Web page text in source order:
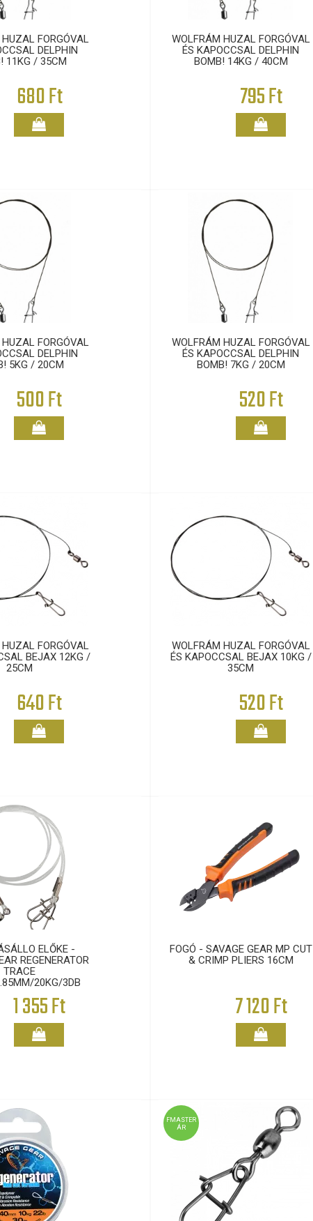
FORGÓVAL
DELPHIN
11KG / 35CM
680 Ft
WOLFRÁM HUZAL FORGÓVAL
ÉS KAPOCCSAL DELPHIN
BOMB! 14KG / 40CM
795 Ft
FORGÓVAL
DELPHIN
5KG / 20CM
500 Ft
WOLFRÁM HUZAL FORGÓVAL
ÉS KAPOCCSAL DELPHIN
BOMB! 7KG / 20CM
520 Ft
FORGÓVAL
BEJAX 12KG /
25CM
640 Ft
WOLFRÁM HUZAL FORGÓVAL
ÉS KAPOCCSAL BEJAX 10KG /
35CM
520 Ft
ELŐKE -
REGENERATOR
TRACE
20KG/3DB
1 355 Ft
FOGÓ - SAVAGE GEAR MP CUT
& CRIMP PLIERS 16CM
7 120 Ft
FMASTER
ÁR